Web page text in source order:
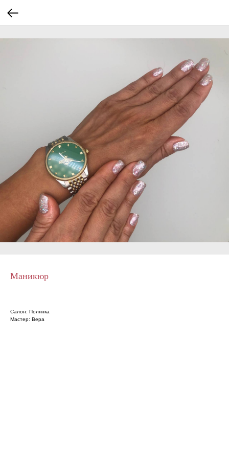
Маникюр
Салон: Полянка
Мастер: Вера